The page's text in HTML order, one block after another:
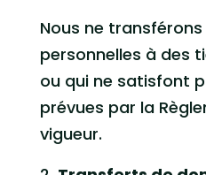
Nous ne
personnelles à des
ou qui ne satisfont
prévues par la
vigueur.